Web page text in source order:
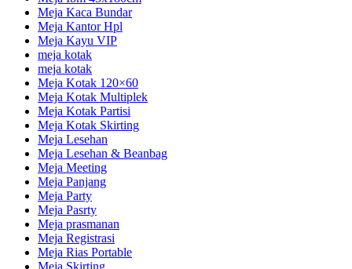
Meja Kaca Bundar
Meja Kantor Hpl
Meja Kayu VIP
meja kotak
meja kotak
Meja Kotak 120×60
Meja Kotak Multiplek
Meja Kotak Partisi
Meja Kotak Skirting
Meja Lesehan
Meja Lesehan & Beanbag
Meja Meeting
Meja Panjang
Meja Party
Meja Pasrty
Meja prasmanan
Meja Registrasi
Meja Rias Portable
Meja Skirting